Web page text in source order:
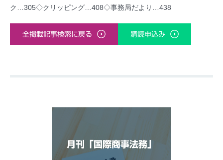
ク…305◇クリッピング…408◇事務局だより…438
全掲載記事検索に戻る 購読申込み
月刊「国際商事法務」